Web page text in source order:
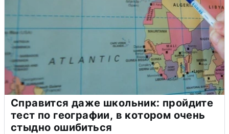
Справится даже школьник: пройдите
тест по географии, в котором очень
стыдно ошибиться